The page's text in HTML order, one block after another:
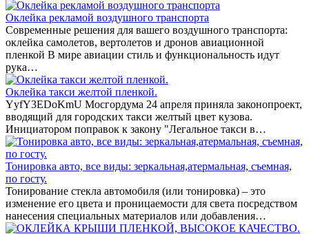
Оклейка рекламой воздушного транспорта
Современные решения для вашего воздушного транспорта:
оклейка самолетов, вертолетов и дронов авиационной
пленкой В мире авиации стиль и функциональность идут
рука…
Оклейка такси желтой пленкой.
YyfY3EDoKmU Мосгордума 24 апреля приняла законопроект,
вводящий для городских такси желтый цвет кузова.
Инициатором поправок к закону "Легальное такси в…
Тонировка авто, все виды: зеркальная,атермальная, съемная,
по госту.
Тонирование стекла автомобиля (или тонировка) – это
изменение его цвета и проницаемости для света посредством
нанесения специальных материалов или добавления…